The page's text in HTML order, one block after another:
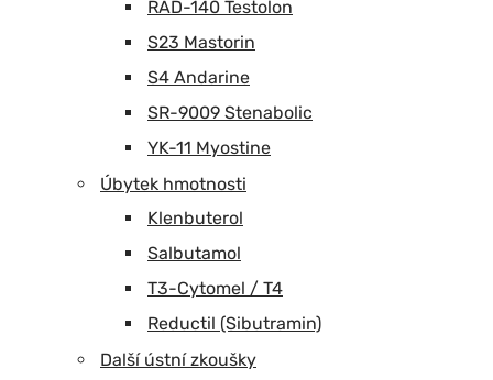
RAD-140 Testolon
S23 Mastorin
S4 Andarine
SR-9009 Stenabolic
YK-11 Myostine
Úbytek hmotnosti
Klenbuterol
Salbutamol
T3-Cytomel / T4
Reductil (Sibutramin)
Další ústní zkoušky